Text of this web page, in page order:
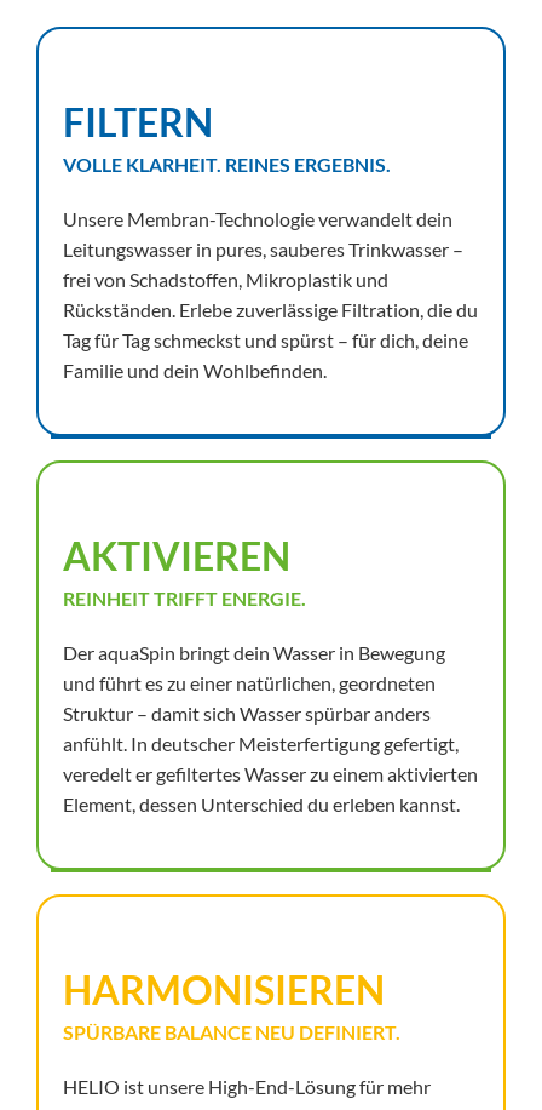
FILTERN
VOLLE KLARHEIT. REINES ERGEBNIS.
Unsere Membran-Technologie verwandelt dein
Leitungswasser in pures, sauberes Trinkwasser –
frei von Schadstoffen, Mikroplastik und
Rückständen. Erlebe zuverlässige Filtration, die du
Tag für Tag schmeckst und spürst – für dich, deine
Familie und dein Wohlbefinden.
AKTIVIEREN
REINHEIT TRIFFT ENERGIE.
Der aquaSpin bringt dein Wasser in Bewegung
und führt es zu einer natürlichen, geordneten
Struktur – damit sich Wasser spürbar anders
anfühlt. In deutscher Meisterfertigung gefertigt,
veredelt er gefiltertes Wasser zu einem aktivierten
Element, dessen Unterschied du erleben kannst.
HARMONISIEREN
SPÜRBARE BALANCE NEU DEFINIERT.
HELIO ist unsere High-End-Lösung für mehr